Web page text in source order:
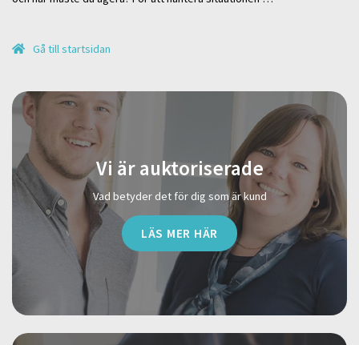
Gå till startsidan
Vi är auktoriserade
Vad betyder det för dig som är kund
LÄS MER HÄR